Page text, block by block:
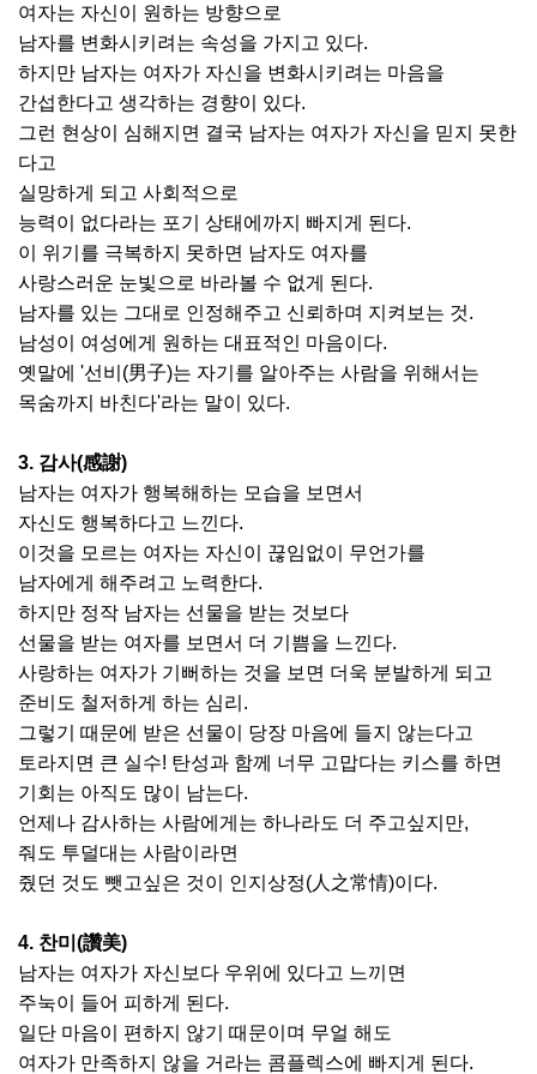
여자는 자신이 원하는 방향으로
남자를 변화시키려는 속성을 가지고 있다.
하지만 남자는 여자가 자신을 변화시키려는 마음을
간섭한다고 생각하는 경향이 있다.
그런 현상이 심해지면 결국 남자는 여자가 자신을 믿지 못한
다고
실망하게 되고 사회적으로
능력이 없다라는 포기 상태에까지 빠지게 된다.
이 위기를 극복하지 못하면 남자도 여자를
사랑스러운 눈빛으로 바라볼 수 없게 된다.
남자를 있는 그대로 인정해주고 신뢰하며 지켜보는 것.
남성이 여성에게 원하는 대표적인 마음이다.
옛말에 '선비(男子)는 자기를 알아주는 사람을 위해서는
목숨까지 바친다'라는 말이 있다.
3. 감사(感謝)
남자는 여자가 행복해하는 모습을 보면서
자신도 행복하다고 느낀다.
이것을 모르는 여자는 자신이 끊임없이 무언가를
남자에게 해주려고 노력한다.
하지만 정작 남자는 선물을 받는 것보다
선물을 받는 여자를 보면서 더 기쁨을 느낀다.
사랑하는 여자가 기뻐하는 것을 보면 더욱 분발하게 되고
준비도 철저하게 하는 심리.
그렇기 때문에 받은 선물이 당장 마음에 들지 않는다고
토라지면 큰 실수! 탄성과 함께 너무 고맙다는 키스를 하면
기회는 아직도 많이 남는다.
언제나 감사하는 사람에게는 하나라도 더 주고싶지만,
줘도 투덜대는 사람이라면
줬던 것도 뺏고싶은 것이 인지상정(人之常情)이다.
4. 찬미(讚美)
남자는 여자가 자신보다 우위에 있다고 느끼면
주눅이 들어 피하게 된다.
일단 마음이 편하지 않기 때문이며 무얼 해도
여자가 만족하지 않을 거라는 콤플렉스에 빠지게 된다.